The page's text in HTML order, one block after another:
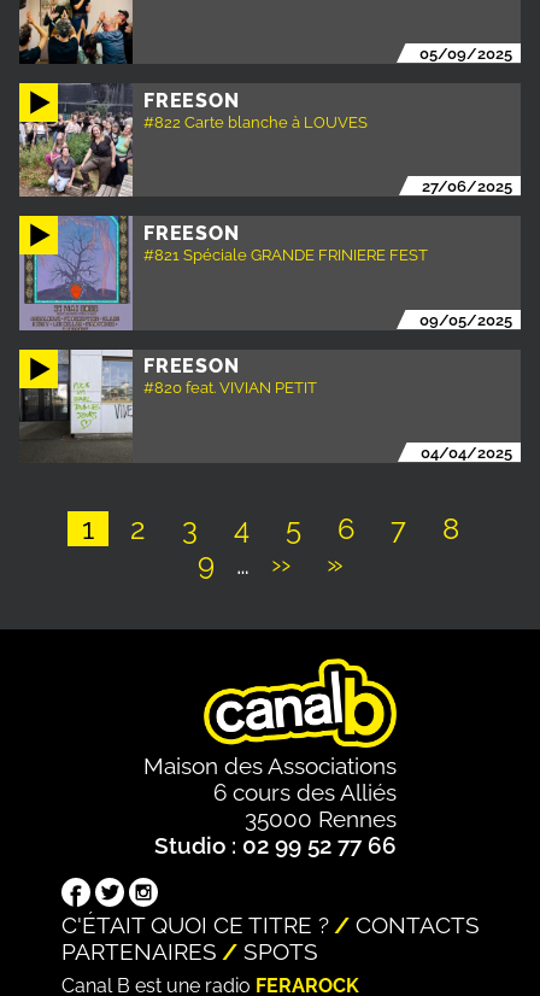
05/09/2025
FREESON
#822 Carte blanche à LOUVES
27/06/2025
FREESON
#821 Spéciale GRANDE FRINIERE FEST
09/05/2025
FREESON
#820 feat. VIVIAN PETIT
04/04/2025
Page
1 Page
2 Page
3 Page
4 Page
5 Page
6 Page
7 Page
8
Page
9 …
Page
››
Dernière
»
Maison des Associations
6 cours des Alliés
35000 Rennes
Studio : 02 99 52 77 66
C'ÉTAIT QUOI CE TITRE ?
CONTACTS
PARTENAIRES
SPOTS
Canal B est une radio FERAROCK